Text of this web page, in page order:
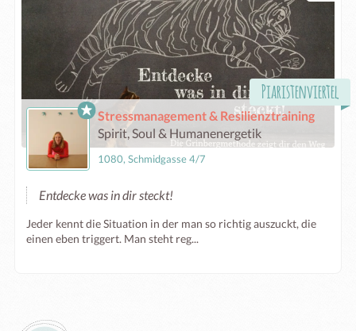
Piaristenviertel
Stressmanagement & Resilienztraining
Spirit, Soul & Humanenergetik
1080, Schmidgasse 4/7
Entdecke was in dir steckt!
Jeder kennt die Situation in der man so richtig auszuckt, die
einen eben triggert. Man steht reg...